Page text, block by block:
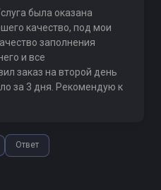
была оказана
качество, под мои
заполнения
и все
заказ на второй день
за 3 дня. Рекомендую к
Ответ